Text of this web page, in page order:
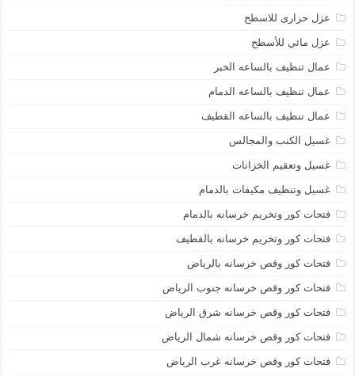
عزل حرارى للاسطح
عزل مائي للأسطح
عمال تنظيف بالساعه الخبر
عمال تنظيف بالساعه الدمام
عمال تنظيف بالساعه القطيف
غسيل الكنب والمجالس
غسيل وتعقيم الخزانات
غسيل وتنظيف مكيفات بالدمام
فتحات كور وتخريم خرسانه بالدمام
فتحات كور وتخريم خرسانه بالقطيف
فتحات كور وقص خرسانه بالرياض
فتحات كور وقص خرسانه جنوب الرياض
فتحات كور وقص خرسانه شرق الرياض
فتحات كور وقص خرسانه شمال الرياض
فتحات كور وقص خرسانه غرب الرياض